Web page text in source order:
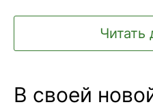
Читать
В своей